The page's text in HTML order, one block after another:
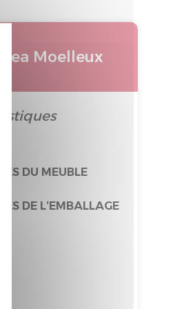
Moelleux
DU MEUBLE
DE L’EMBALLAGE